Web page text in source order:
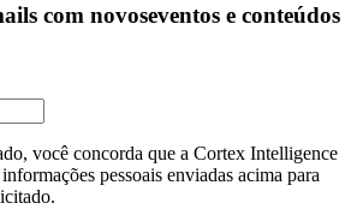
com novoseventos e conteúdos
você concorda que a Cortex Intelligence
pessoais enviadas acima para